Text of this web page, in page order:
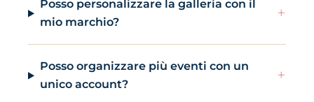
Posso personalizzare la galleria con il
mio marchio?
+
Posso organizzare più eventi con un
unico account?
+